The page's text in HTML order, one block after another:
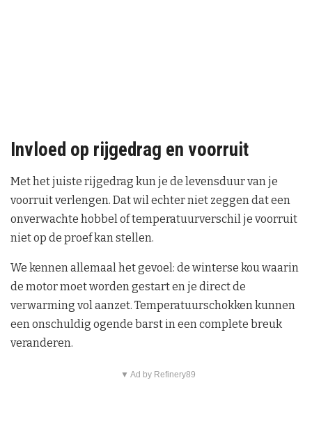
Invloed op rijgedrag en voorruit
Met het juiste rijgedrag kun je de levensduur van je
voorruit verlengen. Dat wil echter niet zeggen dat een
onverwachte hobbel of temperatuurverschil je voorruit
niet op de proef kan stellen.
We kennen allemaal het gevoel: de winterse kou waarin
de motor moet worden gestart en je direct de
verwarming vol aanzet. Temperatuurschokken kunnen
een onschuldig ogende barst in een complete breuk
veranderen.
▼ Ad by Refinery89